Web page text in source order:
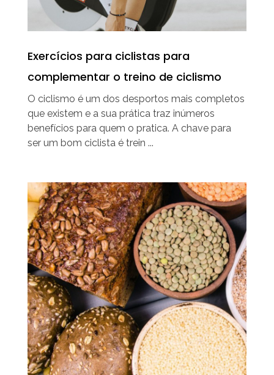
Exercícios para ciclistas para
complementar o treino de ciclismo
O ciclismo é um dos desportos mais completos
que existem e a sua prática traz inúmeros
benefícios para quem o pratica. A chave para
ser um bom ciclista é trein ...